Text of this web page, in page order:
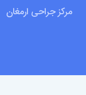
مرکز جراحی ارمغان